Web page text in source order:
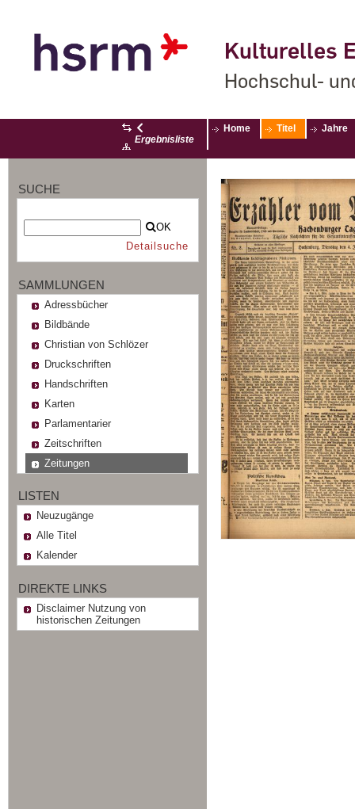
Kulturelles
Hochschul-
Ergebnisliste
Home Titel Jahre
SUCHE
OK
Detailsuche
SAMMLUNGEN
Adressbücher
Bildbände
Christian von Schlözer
Druckschriften
Handschriften
Karten
Parlamentarier
Zeitschriften
Zeitungen
LISTEN
Neuzugänge
Alle Titel
Kalender
DIREKTE LINKS
Disclaimer Nutzung von
historischen Zeitungen